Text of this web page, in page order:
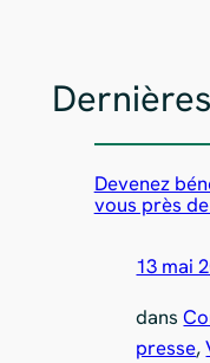
Devenez
vous près
13 mai
dans
presse,